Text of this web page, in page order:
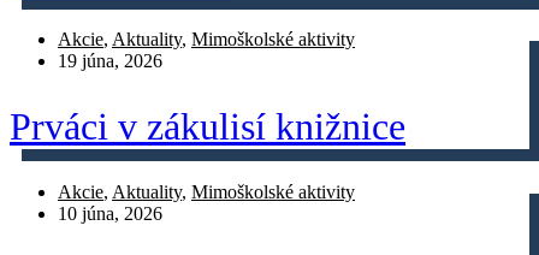
Akcie, Aktuality, Mimoškolské aktivity
19 júna, 2026
Prváci v zákulisí knižnice
Akcie, Aktuality, Mimoškolské aktivity
10 júna, 2026